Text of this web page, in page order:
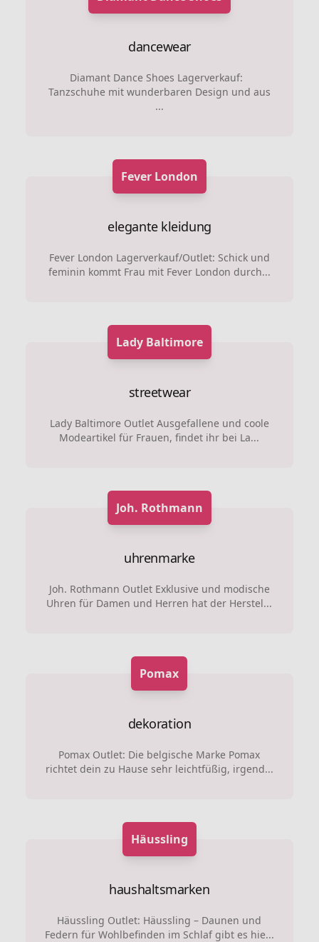
dancewear
Diamant Dance Shoes Lagerverkauf:
Tanzschuhe mit wunderbaren Design und aus
...
Fever London
elegante kleidung
Fever London Lagerverkauf/Outlet: Schick und
feminin kommt Frau mit Fever London durch...
Lady Baltimore
streetwear
Lady Baltimore Outlet Ausgefallene und coole
Modeartikel für Frauen, findet ihr bei La...
Joh. Rothmann
uhrenmarke
Joh. Rothmann Outlet Exklusive und modische
Uhren für Damen und Herren hat der Herstel...
Pomax
dekoration
Pomax Outlet: Die belgische Marke Pomax
richtet dein zu Hause sehr leichtfüßig, irgend...
Häussling
haushaltsmarken
Häussling Outlet: Häussling – Daunen und
Federn für Wohlbefinden im Schlaf gibt es hie...